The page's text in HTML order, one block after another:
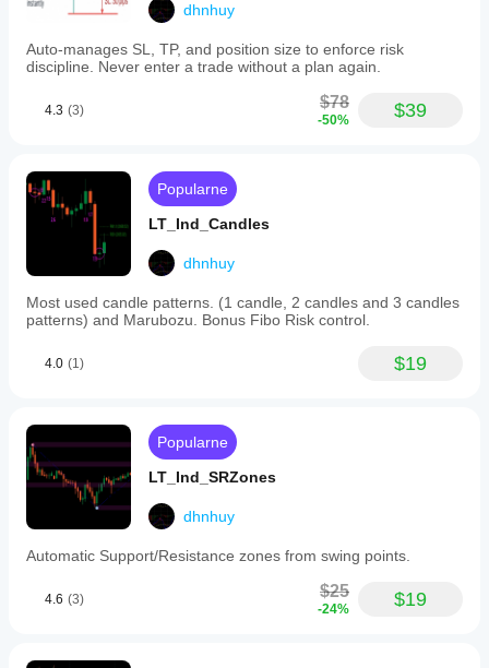
dhnhuy
Auto-manages SL, TP, and position size to enforce risk
discipline. Never enter a trade without a plan again.
4.3 (3) $78
-50% $39
Popularne
LT_Ind_Candles
dhnhuy
Most used candle patterns. (1 candle, 2 candles and 3 candles
patterns) and Marubozu. Bonus Fibo Risk control.
4.0 (1) $19
Popularne
LT_Ind_SRZones
dhnhuy
Automatic Support/Resistance zones from swing points.
4.6 (3) $25
-24% $19